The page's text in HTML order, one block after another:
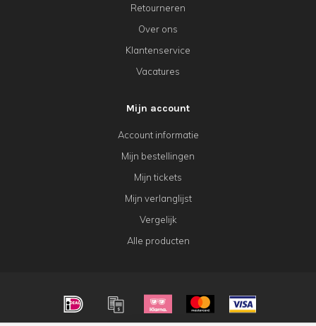
Retourneren
Over ons
Klantenservice
Vacatures
Mijn account
Account informatie
Mijn bestellingen
Mijn tickets
Mijn verlanglijst
Vergelijk
Alle producten